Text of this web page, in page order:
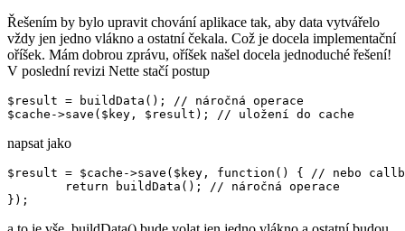
Řešením by bylo upravit chování aplikace tak, aby data vytvářelo
vždy jen jedno vlákno a ostatní čekala. Což je docela implementační
oříšek. Mám dobrou zprávu, oříšek našel docela jednoduché řešení!
V poslední revizi Nette stačí postup
$result = buildData(); // náročná operace
napsat jako
$result = $cache->save($key, function() { // nebo